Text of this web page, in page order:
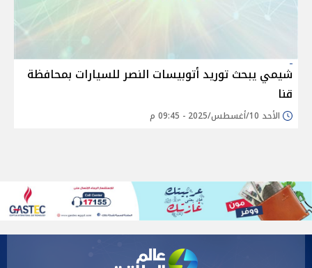
شيمي يبحث توريد أتوبيسات النصر للسيارات بمحافظة
قنا
الأحد 10/أغسطس/2025 - 09:45 م